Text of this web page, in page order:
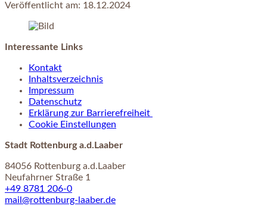
Veröffentlicht am: 18.12.2024
Interessante Links
Kontakt
Inhaltsverzeichnis
Impressum
Datenschutz
Erklärung zur Barrierefreiheit
Cookie Einstellungen
Stadt Rottenburg a.d.Laaber
84056 Rottenburg a.d.Laaber
Neufahrner Straße 1
+49 8781 206-0
mail@rottenburg-laaber.de